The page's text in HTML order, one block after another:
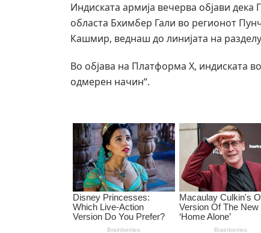
Индиската армија вечерва објави дека
областа Бхимбер Гали во регионот
Кашмир, веднаш до линијата на
Во објава на Платформа X, индиската
одмерен начин“.